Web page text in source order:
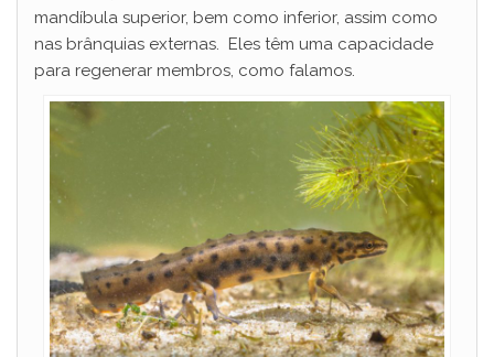
mandíbula superior, bem como inferior, assim como
nas brânquias externas. Eles têm uma capacidade
para regenerar membros, como falamos.